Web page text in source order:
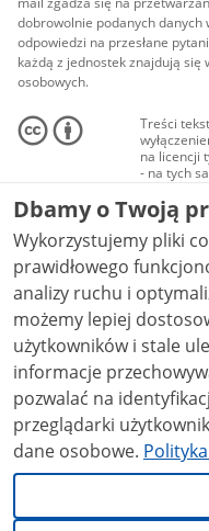
dobrowolnie podanych danych
odpowiedzi na przesłane
każdą z jednostek znajdują
osobowych.
Treści
na licencji
- na tych
Materiały
audio i
Creative
NC-ND
Dbamy o Twoją
Wykorzystujemy pliki
prawidłowego
analizy ruchu i optymalizacji
możemy lepiej
użytkowników i stale ulepszać
informacje
pozwalać na
przeglądarki
dane osobowe.